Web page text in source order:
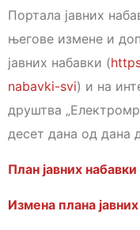
Портала јавних
његове измене и
јавних набавки (
nabavki-svi) и на
друштва
десет дана од дана
План јавних
Измена плана